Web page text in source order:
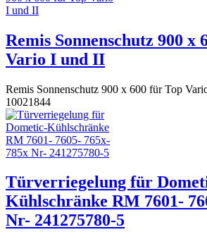
Remis Sonnenschutz 900 x
Vario I und II
Remis Sonnenschutz 900 x 600 für Top
10021844
Türverriegelung für
Kühlschränke RM 7601-
Nr- 241275780-5